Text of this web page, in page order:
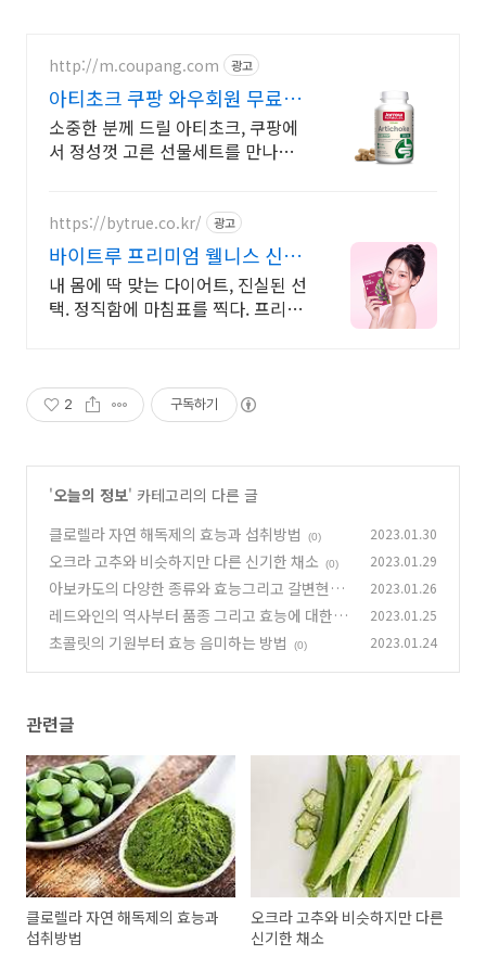
http://m.coupang.com 광고
아티초크 쿠팡 와우회원 무료배
송으로
소중한 분께 드릴 아티초크, 쿠팡에
서 정성껏 고른 선물세트를 만나보
으로 받으세요.
https://bytrue.co.kr/ 광고
바이트루 프리미엄 웰니스 신규
회원 쿠폰+구매적립10%
내 몸에 딱 맞는 다이어트, 진실된 선
택. 정직함에 마침표를 찍다. 프리미
2 구독하기
'오늘의 정보' 카테고리의 다른 글
클로렐라 자연 해독제의 효능과 섭취방법
(0) 2023.01.30
오크라 고추와 비슷하지만 다른 신기한 채소 (0) 2023.01.29
아보카도의 다양한 종류와 효능그리고 갈변현상
방지하는 팁
(0)
2023.01.26
레드와인의 역사부터 품종 그리고 효능에 대한 진
실
(0)
2023.01.25
초콜릿의 기원부터 효능 음미하는 방법 (0) 2023.01.24
관련글
클로렐라 자연 해독제의 효능과
섭취방법
오크라 고추와 비슷하지만 다른
신기한 채소